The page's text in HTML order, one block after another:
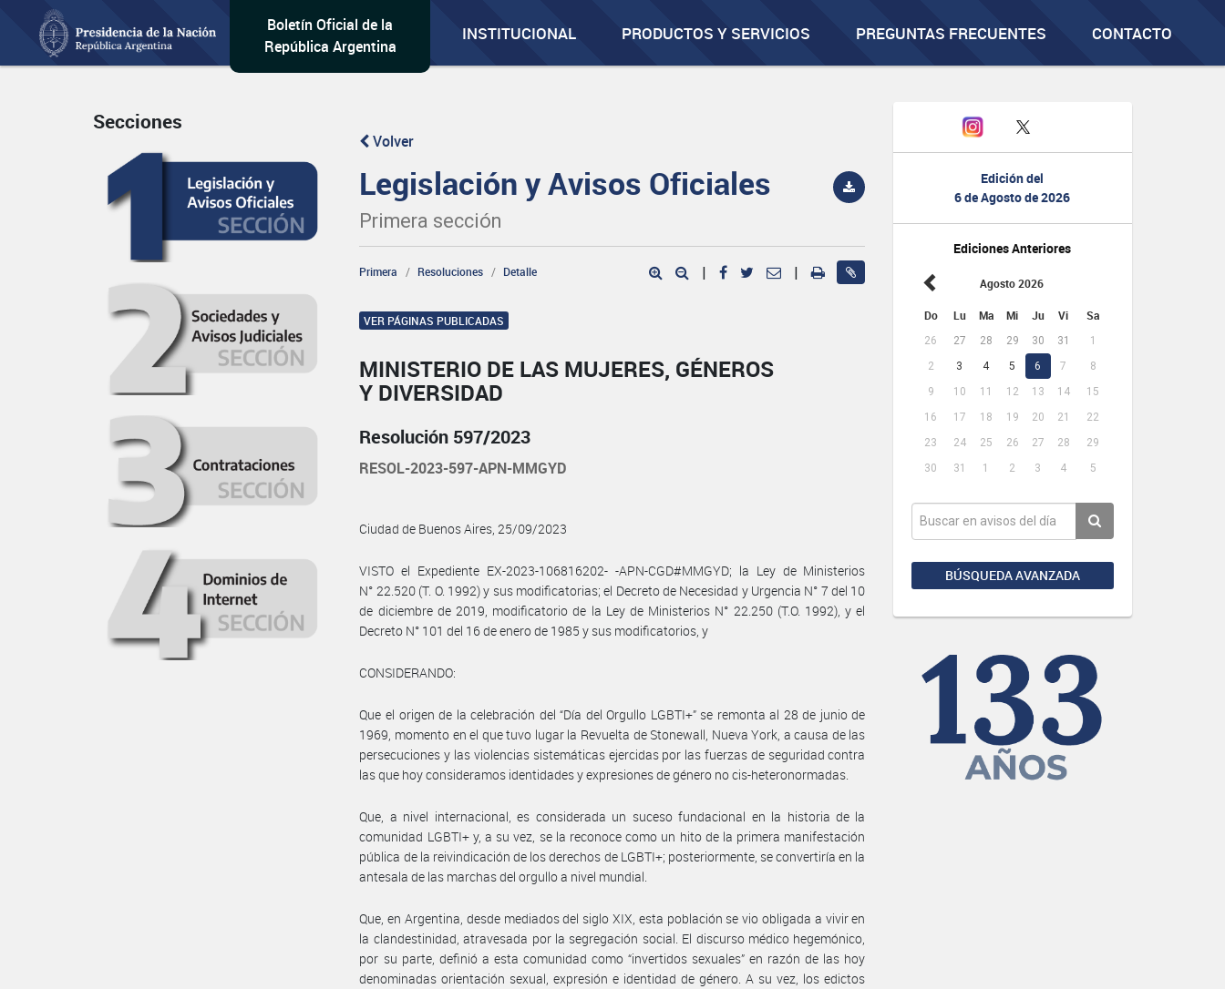
Boletín Oficial de la
República Argentina
INSTITUCIONAL PRODUCTOS Y SERVICIOS PREGUNTAS FRECUENTES CONTACTO
Edición del
6 de Agosto de 2026
Ediciones Anteriores
Agosto 2026
Do Lu Ma Mi Ju Vi Sa
26 27 28 29 30 31
1
2
3 4 5 6 7
8
9
10 11 12 13 14
15
16
17 18 19 20 21
22
23
24 25 26 27 28
29
30
31 1 2 3 4 5
BÚSQUEDA AVANZADA
Secciones
Volver
Legislación y Avisos Oficiales
Primera sección
Primera Resoluciones Detalle | |
VER PÁGINAS PUBLICADAS
MINISTERIO DE LAS MUJERES, GÉNEROS
Y DIVERSIDAD
Resolución 597/2023
RESOL-2023-597-APN-MMGYD
Ciudad de Buenos Aires, 25/09/2023
VISTO el Expediente EX-2023-106816202- -APN-CGD#MMGYD; la Ley de Ministerios
N° 22.520 (T. O. 1992) y sus modificatorias; el Decreto de Necesidad y Urgencia N° 7 del 10
de diciembre de 2019, modificatorio de la Ley de Ministerios N° 22.250 (T.O. 1992), y el
Decreto N° 101 del 16 de enero de 1985 y sus modificatorios, y
CONSIDERANDO:
Que el origen de la celebración del “Día del Orgullo LGBTI+” se remonta al 28 de junio de
1969, momento en el que tuvo lugar la Revuelta de Stonewall, Nueva York, a causa de las
persecuciones y las violencias sistemáticas ejercidas por las fuerzas de seguridad contra
las que hoy consideramos identidades y expresiones de género no cis-heteronormadas.
Que, a nivel internacional, es considerada un suceso fundacional en la historia de la
comunidad LGBTI+ y, a su vez, se la reconoce como un hito de la primera manifestación
pública de la reivindicación de los derechos de LGBTI+; posteriormente, se convertiría en la
antesala de las marchas del orgullo a nivel mundial.
Que, en Argentina, desde mediados del siglo XIX, esta población se vio obligada a vivir en
la clandestinidad, atravesada por la segregación social. El discurso médico hegemónico,
por su parte, definió a esta comunidad como “invertidos sexuales” en razón de las hoy
denominadas orientación sexual, expresión e identidad de género. A su vez, los edictos